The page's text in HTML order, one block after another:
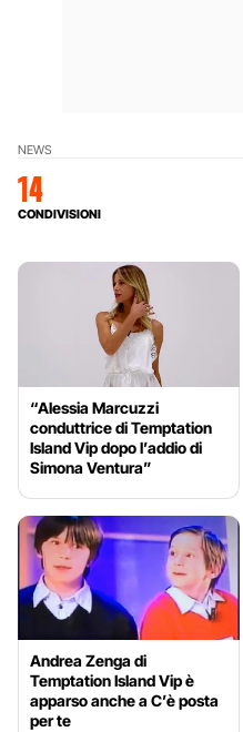
NEWS
14
CONDIVISIONI
“Alessia Marcuzzi
conduttrice di Temptation
Island Vip dopo l’addio di
Simona Ventura”
Andrea Zenga di
Temptation Island Vip è
apparso anche a C’è posta
per te